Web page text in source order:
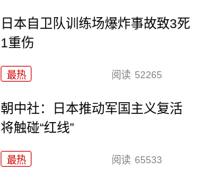
日本自卫队训练场爆炸事故致3死
1重伤
最热 阅读 52265
朝中社：日本推动军国主义复活
将触碰“红线”
最热 阅读 65533